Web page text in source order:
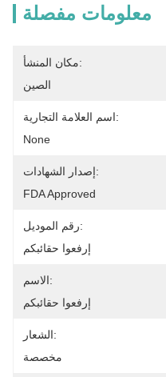
معلومات مفصلة
مكان المنشأ:
الصين
اسم العلامة التجارية:
None
إصدار الشهادات:
FDA Approved
رقم الموديل:
إرفعوا حقائبكم
الاسم:
إرفعوا حقائبكم
الشعار:
مخصصة